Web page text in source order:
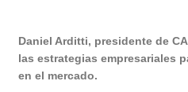
Daniel Arditti, presidente de
las estrategias empresariales
en el mercado.